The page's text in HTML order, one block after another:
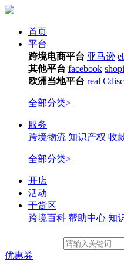
首页
平台
跨境电商平台 亚马逊
其他平台 facebook
欧洲当地平台 real
全部分类>
服务
跨境物流 知识产权 收
全部分类>
开店
活动
干货区
跨境百科 帮助中心 知
优惠券